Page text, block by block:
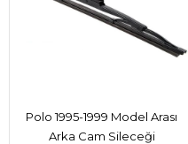
Polo 1995-1999 Model Arası
Arka Cam Sileceği